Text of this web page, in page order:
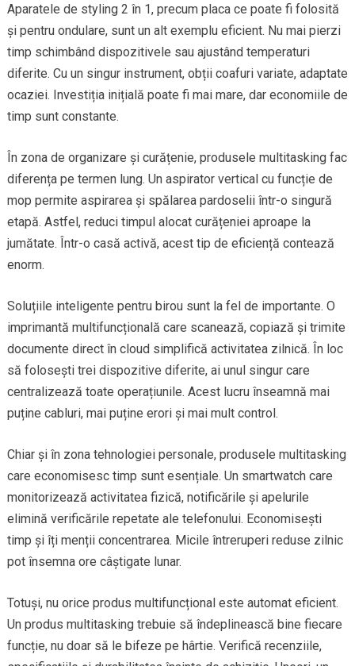
Aparatele de styling 2 în 1, precum placa ce poate fi folosită
și pentru ondulare, sunt un alt exemplu eficient. Nu mai pierzi
timp schimbând dispozitivele sau ajustând temperaturi
diferite. Cu un singur instrument, obții coafuri variate, adaptate
ocaziei. Investiția inițială poate fi mai mare, dar economiile de
timp sunt constante.
În zona de organizare și curățenie, produsele multitasking fac
diferența pe termen lung. Un aspirator vertical cu funcție de
mop permite aspirarea și spălarea pardoselii într-o singură
etapă. Astfel, reduci timpul alocat curățeniei aproape la
jumătate. Într-o casă activă, acest tip de eficiență contează
enorm.
Soluțiile inteligente pentru birou sunt la fel de importante. O
imprimantă multifuncțională care scanează, copiază și trimite
documente direct în cloud simplifică activitatea zilnică. În loc
să folosești trei dispozitive diferite, ai unul singur care
centralizează toate operațiunile. Acest lucru înseamnă mai
puține cabluri, mai puține erori și mai mult control.
Chiar și în zona tehnologiei personale, produsele multitasking
care economisesc timp sunt esențiale. Un smartwatch care
monitorizează activitatea fizică, notificările și apelurile
elimină verificările repetate ale telefonului. Economisești
timp și îți menții concentrarea. Micile întreruperi reduse zilnic
pot însemna ore câștigate lunar.
Totuși, nu orice produs multifuncțional este automat eficient.
Un produs multitasking trebuie să îndeplinească bine fiecare
funcție, nu doar să le bifeze pe hârtie. Verifică recenziile,